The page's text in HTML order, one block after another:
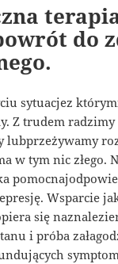
do
sytuacjez
Z trudem radzimy
lubprzeżywamy
w tym nic złego.
Wsparcie
się
i próba